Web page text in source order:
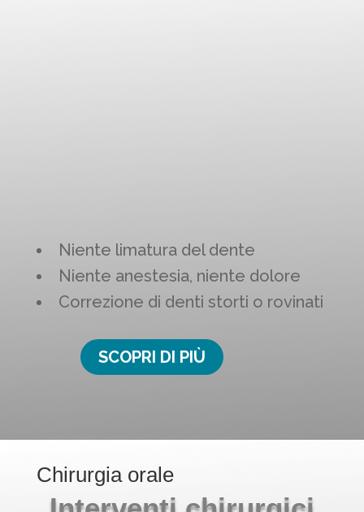
Niente limatura del dente
Niente anestesia, niente dolore
Correzione di denti storti o rovinati
SCOPRI DI PIÙ
Chirurgia orale